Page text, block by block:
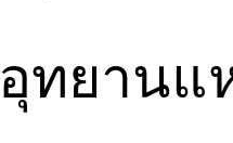
ทยานแ